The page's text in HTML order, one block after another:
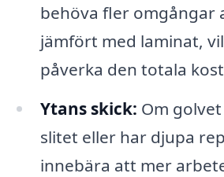
behöva fler omgångar
jämfört med laminat,
påverka den totala
Ytans skick: Om
slitet eller har djupa
innebära att mer